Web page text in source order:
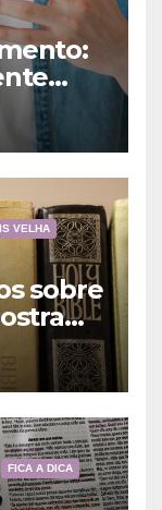
VELHA
sobre
de
FICA A DICA